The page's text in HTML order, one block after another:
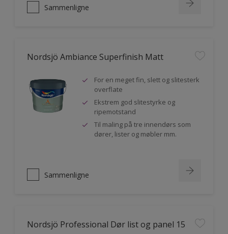
Sammenligne
Nordsjö Ambiance Superfinish Matt
For en meget fin, slett og slitesterk
overflate
Ekstrem god slitestyrke og
ripemotstand
Til maling på tre innendørs som
dører, lister og møbler mm.
Sammenligne
Nordsjö Professional Dør list og panel 15